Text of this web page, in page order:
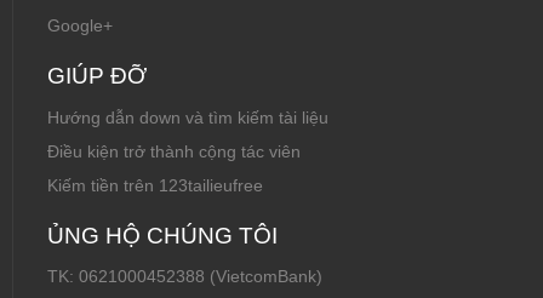
Google+
GIÚP ĐỠ
Hướng dẫn down và tìm kiếm tài liệu
Điều kiện trở thành cộng tác viên
Kiếm tiền trên 123tailieufree
ỦNG HỘ CHÚNG TÔI
TK: 0621000452388 (VietcomBank)